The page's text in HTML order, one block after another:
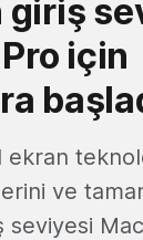
giriş
için
ekran
ve
seviyesi